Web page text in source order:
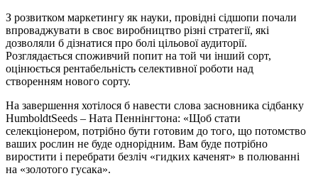
З розвитком маркетингу як науки, провідні сідшопи почали
впроваджувати в своє виробництво різні стратегії, які
дозволяли б дізнатися про болі цільової аудиторії.
Розглядається споживчий попит на той чи інший сорт,
оцінюється рентабельність селективної роботи над
створенням нового сорту.
На завершення хотілося б навести слова засновника сідбанку
HumboldtSeeds – Ната Пеннінгтона: «Щоб стати
селекціонером, потрібно бути готовим до того, що потомство
ваших рослин не буде однорідним. Вам буде потрібно
виростити і перебрати безліч «гидких каченят» в полюванні
на «золотого гусака».